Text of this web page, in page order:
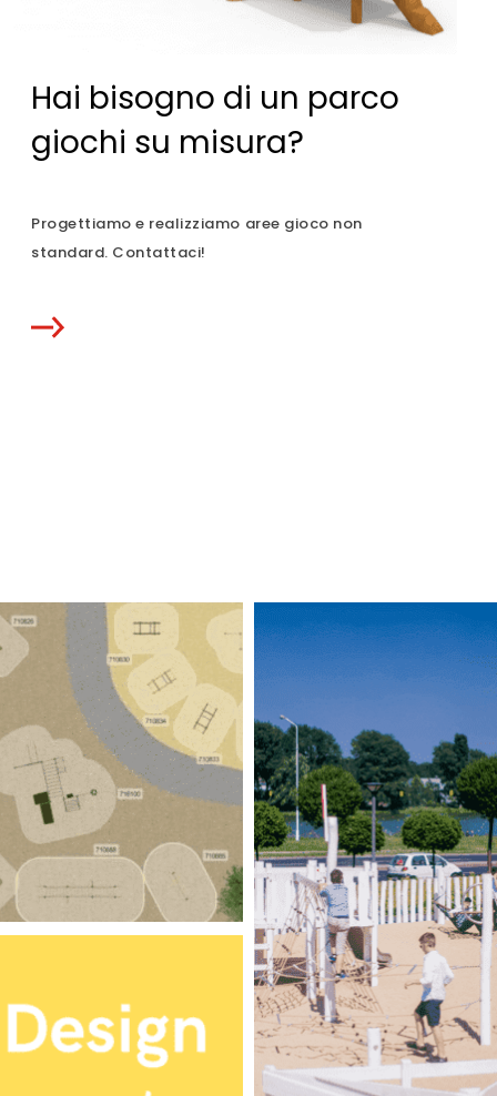
Hai bisogno di un parco
giochi su misura?
Progettiamo e realizziamo aree gioco non
standard. Contattaci!